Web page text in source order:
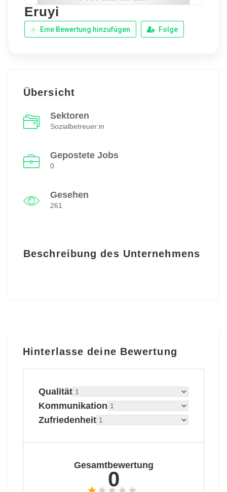
Eruyi
Eine Bewertung hinzufügen Folge
Übersicht
Sektoren
Sozialbetreuer:in
Gepostete Jobs
0
Gesehen
261
Beschreibung des Unternehmens
Hinterlasse deine Bewertung
Qualität
Kommunikation
Zufriedenheit
Gesamtbewertung
0